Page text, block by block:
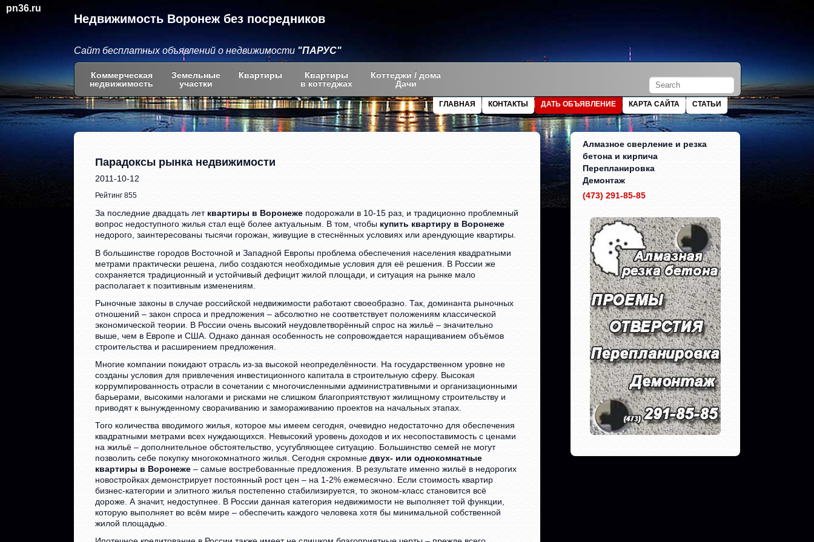
pn36.ru
Недвижимость Воронеж без посредников
Сайт бесплатных объявлений о недвижимости "ПАРУС"
Коммерческая
недвижимость
Земельные
участки
Квартиры
Квартиры
в коттеджах
Коттеджи / дома
Дачи
СТАТЬИ
КАРТА САЙТА
ДАТЬ ОБЪЯВЛЕНИЕ
КОНТАКТЫ
ГЛАВНАЯ
Парадоксы рынка недвижимости
2011-10-12
Рейтинг 855
За последние двадцать лет квартиры в Воронеже подорожали в 10-15 раз, и традиционно проблемный
вопрос недоступного жилья стал ещё более актуальным. В том, чтобы купить квартиру в Воронеже
недорого, заинтересованы тысячи горожан, живущие в стеснённых условиях или арендующие квартиры.
В большинстве городов Восточной и Западной Европы проблема обеспечения населения квадратными
метрами практически решена, либо создаются необходимые условия для её решения. В России же
сохраняется традиционный и устойчивый дефицит жилой площади, и ситуация на рынке мало
располагает к позитивным изменениям.
Рыночные законы в случае российской недвижимости работают своеобразно. Так, доминанта рыночных
отношений – закон спроса и предложения – абсолютно не соответствует положениям классической
экономической теории. В России очень высокий неудовлетворённый спрос на жильё – значительно
выше, чем в Европе и США. Однако данная особенность не сопровождается наращиванием объёмов
строительства и расширением предложения.
Многие компании покидают отрасль из-за высокой неопределённости. На государственном уровне не
созданы условия для привлечения инвестиционного капитала в строительную сферу. Высокая
коррумпированность отрасли в сочетании с многочисленными административными и организационными
барьерами, высокими налогами и рисками не слишком благоприятствуют жилищному строительству и
приводят к вынужденному сворачиванию и замораживанию проектов на начальных этапах.
Того количества вводимого жилья, которое мы имеем сегодня, очевидно недостаточно для обеспечения
квадратными метрами всех нуждающихся. Невысокий уровень доходов и их несопоставимость с ценами
на жильё – дополнительное обстоятельство, усугубляющее ситуацию. Большинство семей не могут
позволить себе покупку многокомнатного жилья. Сегодня скромные двух- или однокомнатные
квартиры в Воронеже – самые востребованные предложения. В результате именно жильё в недорогих
новостройках демонстрирует постоянный рост цен – на 1-2% ежемесячно. Если стоимость квартир
бизнес-категории и элитного жилья постепенно стабилизируется, то эконом-класс становится всё
дороже. А значит, недоступнее. В России данная категория недвижимости не выполняет той функции,
которую выполняет во всём мире – обеспечить каждого человека хотя бы минимальной собственной
жилой площадью.
Алмазное сверление и резка
бетона и кирпича
Перепланировка
Демонтаж
(473) 291-85-85